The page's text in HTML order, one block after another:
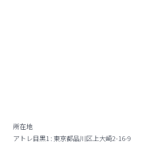
所在地
アトレ目黒1 : 東京都品川区上大崎2-16-9